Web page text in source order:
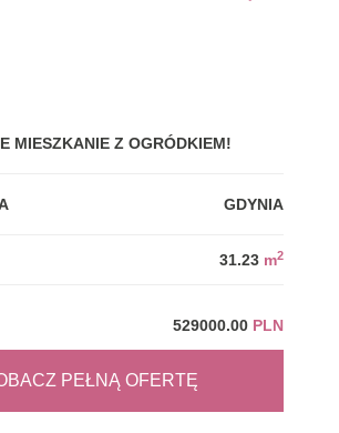
MIESZKANIE Z OGRÓDKIEM!
GDYNIA
31.23 m2
529000.00 PLN
PEŁNĄ OFERTĘ